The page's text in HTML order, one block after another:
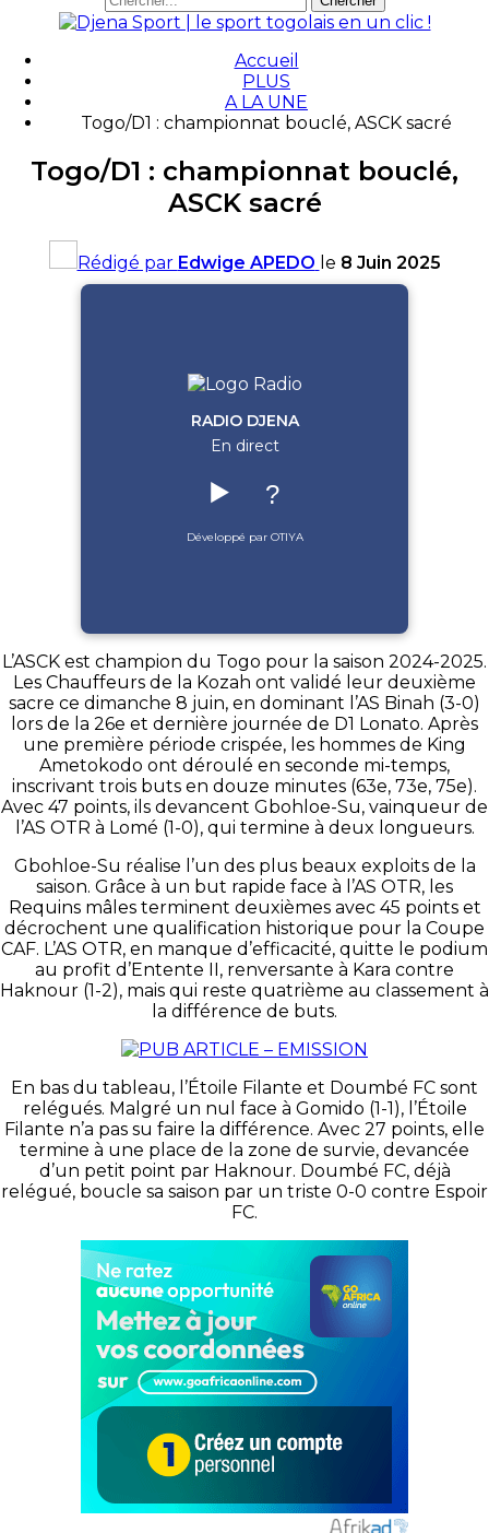
Accueil
PLUS
A LA UNE
Togo/D1 : championnat bouclé, ASCK sacré
Togo/D1 : championnat bouclé,
ASCK sacré
Rédigé par Edwige APEDO le 8 Juin 2025
RADIO DJENA
En direct
▶️ ?
Développé par OTIYA
L’ASCK est champion du Togo pour la saison 2024-2025.
Les Chauffeurs de la Kozah ont validé leur deuxième
sacre ce dimanche 8 juin, en dominant l’AS Binah (3-0)
lors de la 26e et dernière journée de D1 Lonato. Après
une première période crispée, les hommes de King
Ametokodo ont déroulé en seconde mi-temps,
inscrivant trois buts en douze minutes (63e, 73e, 75e).
Avec 47 points, ils devancent Gbohloe-Su, vainqueur de
l’AS OTR à Lomé (1-0), qui termine à deux longueurs.
Gbohloe-Su réalise l’un des plus beaux exploits de la
saison. Grâce à un but rapide face à l’AS OTR, les
Requins mâles terminent deuxièmes avec 45 points et
décrochent une qualification historique pour la Coupe
CAF. L’AS OTR, en manque d’efficacité, quitte le podium
au profit d’Entente II, renversante à Kara contre
Haknour (1-2), mais qui reste quatrième au classement à
la différence de buts.
En bas du tableau, l’Étoile Filante et Doumbé FC sont
relégués. Malgré un nul face à Gomido (1-1), l’Étoile
Filante n’a pas su faire la différence. Avec 27 points, elle
termine à une place de la zone de survie, devancée
d’un petit point par Haknour. Doumbé FC, déjà
relégué, boucle sa saison par un triste 0-0 contre Espoir
FC.